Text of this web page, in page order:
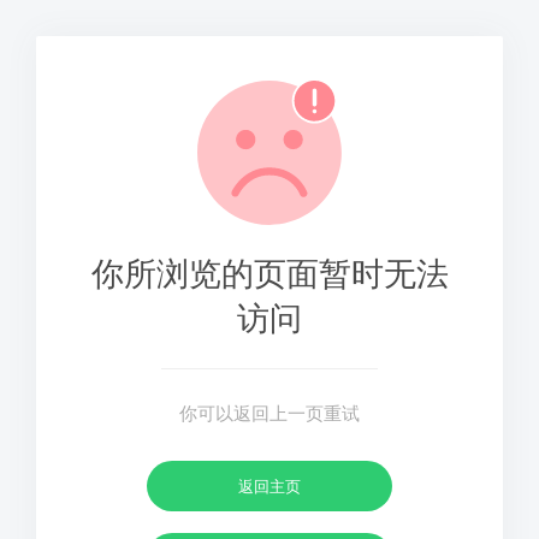
你所浏览的页面暂时无法
访问
你可以返回上一页重试
返回主页